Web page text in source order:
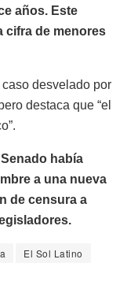
años. Este
cifra de menores
desvelado por
destaca que “el
había
a una nueva
de censura a
El Sol Latino